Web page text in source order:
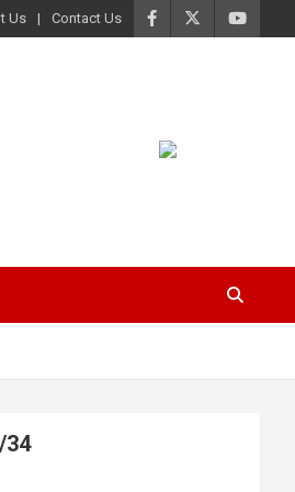
Us Contact Us
34